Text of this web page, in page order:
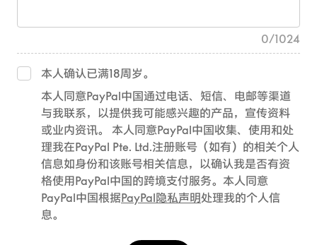
0/1024
本人确认已满18周岁。
本人同意PayPal中国通过电话、短信、电邮等渠道
与我联系，以提供我可能感兴趣的产品，宣传资料
或业内资讯。 本人同意PayPal中国收集、使用和处
理我在PayPal Pte. Ltd.注册账号（如有）的相关个人
信息如身份和该账号相关信息，以确认我是否有资
格使用PayPal中国的跨境支付服务。本人同意
PayPal中国根据PayPal隐私声明处理我的个人信
息。